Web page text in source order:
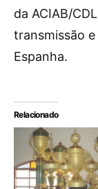
da ACIAB/
transmissão
Espanha.
Relacionado